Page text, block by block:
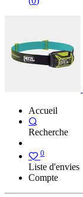
Accueil
Recherche
0
Liste d'envies
Compte